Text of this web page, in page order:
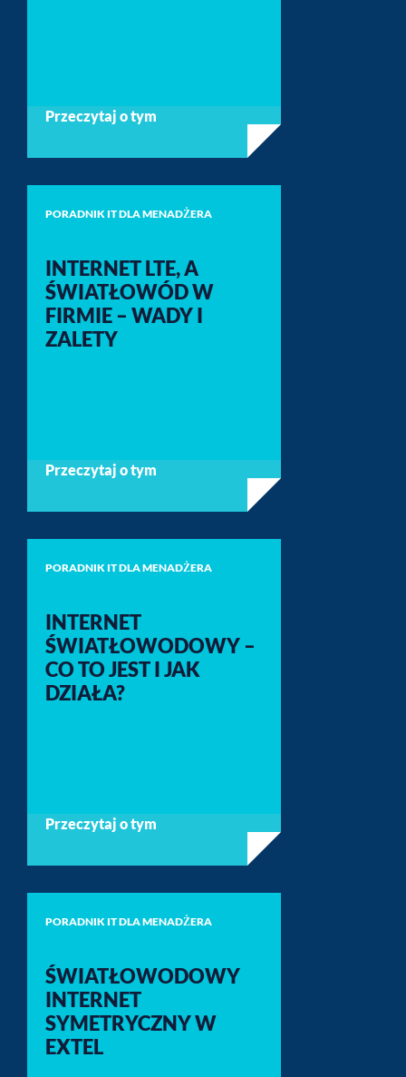
Przeczytaj o tym
PORADNIK IT DLA MENADŻERA
INTERNET LTE, A
ŚWIATŁOWÓD W
FIRMIE – WADY I
ZALETY
Przeczytaj o tym
PORADNIK IT DLA MENADŻERA
INTERNET
ŚWIATŁOWODOWY –
CO TO JEST I JAK
DZIAŁA?
Przeczytaj o tym
PORADNIK IT DLA MENADŻERA
ŚWIATŁOWODOWY
INTERNET
SYMETRYCZNY W
EXTEL